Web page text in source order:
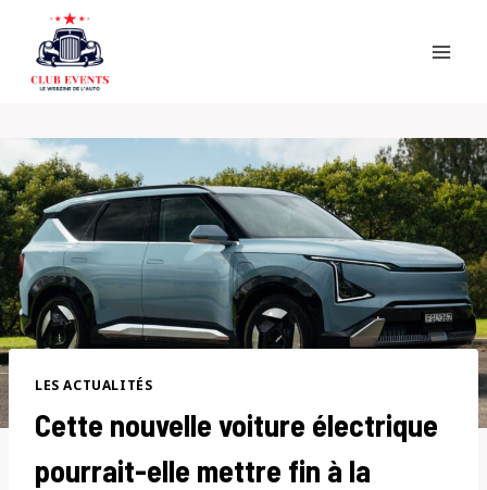
content
LES ACTUALITÉS
Cette nouvelle voiture électrique
pourrait-elle mettre fin à la